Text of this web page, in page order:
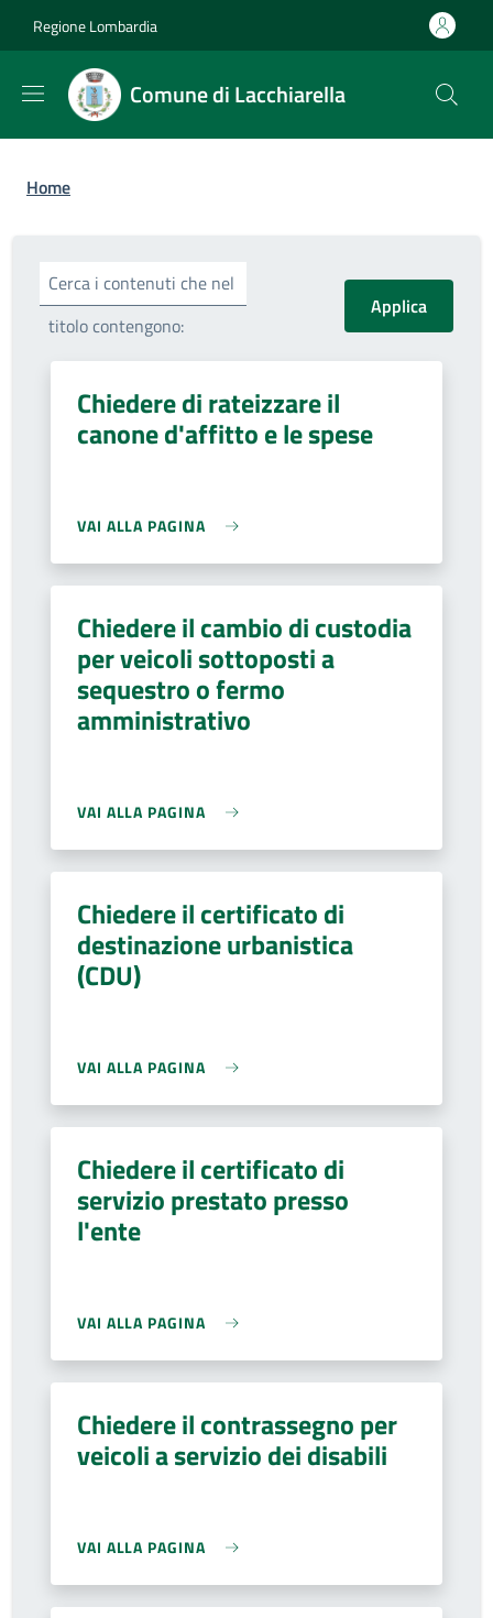
Regione Lombardia
Comune di Lacchiarella
Briciole di pane
Home
Cerca i contenuti che nel
titolo contengono:
Chiedere di rateizzare il
canone d'affitto e le spese
VAI ALLA PAGINA
Chiedere il cambio di custodia
per veicoli sottoposti a
sequestro o fermo
amministrativo
VAI ALLA PAGINA
Chiedere il certificato di
destinazione urbanistica
(CDU)
VAI ALLA PAGINA
Chiedere il certificato di
servizio prestato presso
l'ente
VAI ALLA PAGINA
Chiedere il contrassegno per
veicoli a servizio dei disabili
VAI ALLA PAGINA